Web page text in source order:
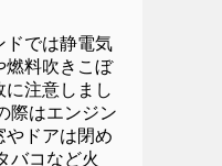
ドでは静電気
燃料吹きこぼ
に注意しまし
際はエンジン
やドアは閉め
バコなど火